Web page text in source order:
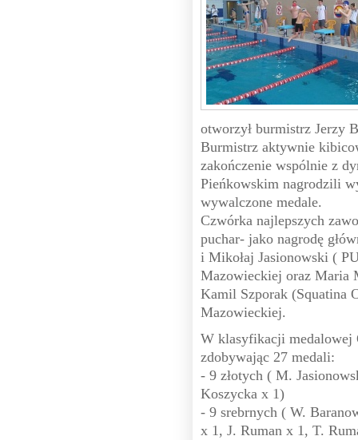
otworzył burmistrz Jerzy
Burmistrz aktywnie
zakończenie wspólnie z
Pieńkowskim nagrodzili
wywalczone medale.
Czwórka najlepszych
puchar- jako nagrodę
i Mikołaj Jasionowski (
Mazowieckiej oraz Maria
Kamil Szporak (Squatina
Mazowieckiej.
W klasyfikacji medalowej
zdobywając 27 medali:
- 9 złotych ( M.
Koszycka x 1)
- 9 srebrnych ( W.
x 1, J. Ruman x 1, T.